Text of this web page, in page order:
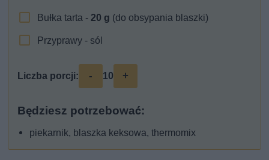
Bułka tarta -20 g (do obsypania blaszki)
Przyprawy - sól
Liczba porcji: - 10 +
Będziesz potrzebować:
piekarnik, blaszka keksowa, thermomix